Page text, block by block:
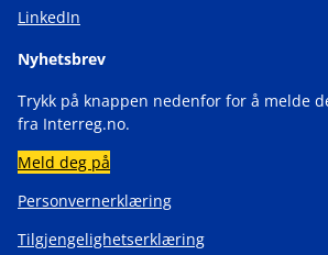
LinkedIn
Nyhetsbrev
Trykk på knappen nedenfor for å melde
fra Interreg.no.
Meld deg på
Personvernerklæring
Tilgjengelighetserklæring